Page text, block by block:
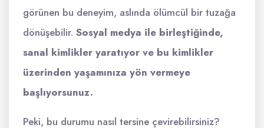
görünen bu deneyim, aslında ölümcül bir tuzağa
dönüşebilir. Sosyal medya ile birleştiğinde,
sanal kimlikler yaratıyor ve bu kimlikler
üzerinden yaşamınıza yön vermeye
başlıyorsunuz.
Peki, bu durumu nasıl tersine çevirebilirsiniz?